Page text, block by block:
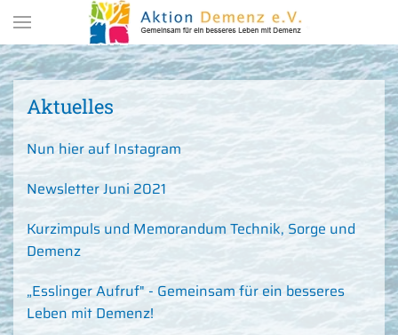
Zum Hauptinhalt springen
Aktuelles
Nun hier auf Instagram
Newsletter Juni 2021
Kurzimpuls und Memorandum Technik, Sorge und
Demenz
„Esslinger Aufruf" - Gemeinsam für ein besseres
Leben mit Demenz!